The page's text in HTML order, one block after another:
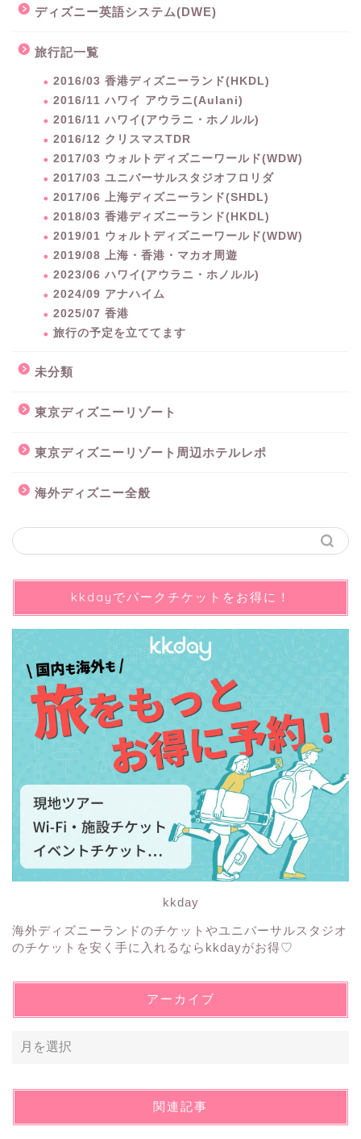
ディズニー英語システム(DWE)
旅行記一覧
2016/03 香港ディズニーランド(HKDL)
2016/11 ハワイ アウラニ(Aulani)
2016/11 ハワイ(アウラニ・ホノルル)
2016/12 クリスマスTDR
2017/03 ウォルトディズニーワールド(WDW)
2017/03 ユニバーサルスタジオフロリダ
2017/06 上海ディズニーランド(SHDL)
2018/03 香港ディズニーランド(HKDL)
2019/01 ウォルトディズニーワールド(WDW)
2019/08 上海・香港・マカオ周遊
2023/06 ハワイ(アウラニ・ホノルル)
2024/09 アナハイム
2025/07 香港
旅行の予定を立ててます
未分類
東京ディズニーリゾート
東京ディズニーリゾート周辺ホテルレポ
海外ディズニー全般
kkdayでパークチケットをお得に！
kkday
海外ディズニーランドのチケットやユニバーサルスタジオ
のチケットを安く手に入れるならkkdayがお得♡
アーカイブ
関連記事